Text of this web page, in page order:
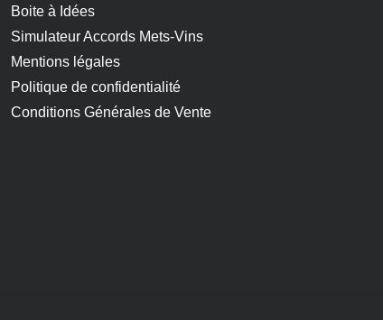
Boite à Idées
Simulateur Accords Mets-Vins
Mentions légales
Politique de confidentialité
Conditions Générales de Vente